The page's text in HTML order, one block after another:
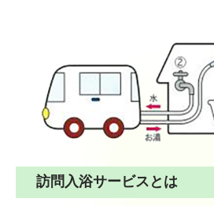
しらさぎ苑 訪問リハビリテーション
保育・障がい福祉
小郡みすずの森保育園
しらさぎステーション
訪問入浴サービスとは